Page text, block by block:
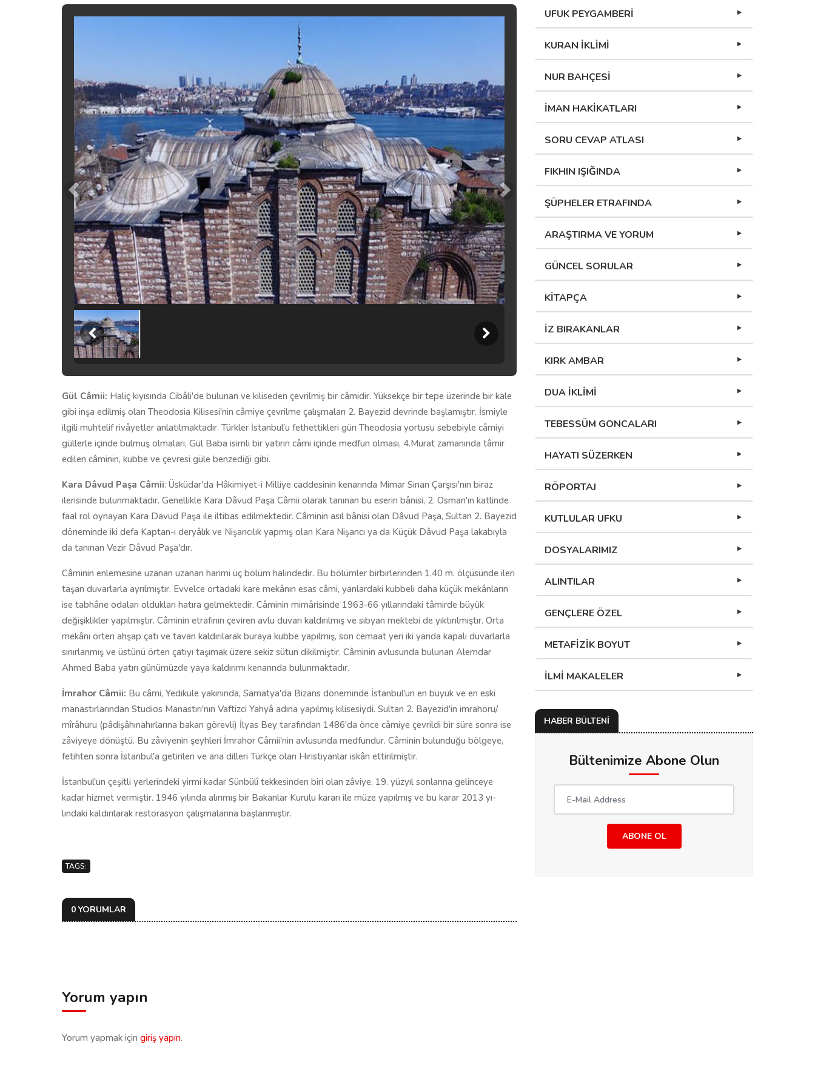
Gül Câmii: Haliç kıyısında Cibâli'de bulunan ve kiliseden çevrilmiş bir câmidir. Yüksekçe bir tepe üzerinde bir kale
gibi inşa edilmiş olan Theodosia Kilisesi'nin câmiye çevrilme çalışmaları 2. Bayezid devrinde başlamıştır. İsmiyle
ilgili muhtelif rivâyetler anlatılmaktadır. Türkler İstanbul'u fethettikleri gün Theodosia yortusu sebebiyle câmiyi
güllerle içinde bulmuş olmaları, Gül Baba isimli bir yatırın câmi içinde medfun olması, 4.Murat zamanında tâmir
edilen câminin, kubbe ve çevresi güle benzediği gibi.
Kara Dâvud Paşa Câmii: Üsküdar'da Hâkimiyet-i Milliye caddesinin kenarında Mimar Sinan Çarşısı'nın biraz
ilerisinde bulunmaktadır. Genellikle Kara Dâvud Paşa Câmii olarak tanınan bu eserin bânisi, 2. Osman'ın katlinde
faal rol oynayan Kara Davud Paşa ile iltibas edilmektedir. Câminin asıl bânisi olan Dâvud Paşa, Sultan 2. Bayezid
döneminde iki defa Kaptan-ı deryâlık ve Nişancılık yapmış olan Kara Nişancı ya da Küçük Dâvud Paşa lakabıyla
da tanınan Vezir Dâvud Paşa'dır.
Câminin enlemesine uzanan uzanan harimi üç bölüm halindedir. Bu bölümler birbirlerinden 1.40 m. ölçüsünde ileri
taşan duvarlarla ayrılmıştır. Evvelce ortadaki kare mekânın esas câmi, yanlardaki kubbeli daha küçük mekânların
ise tabhâne odaları oldukları hatıra gelmektedir. Câminin mimârisinde 1963-66 yıllarındaki tâmirde büyük
değişiklikler yapılmıştır. Câminin etrafının çeviren avlu duvarı kaldırılmış ve sıbyan mektebi de yıktırılmıştır. Orta
mekânı örten ahşap çatı ve tavan kaldırılarak buraya kubbe yapılmış, son cemaat yeri iki yanda kapalı duvarlarla
sınırlanmış ve üstünü örten çatıyı taşımak üzere sekiz sütun dikilmiştir. Câminin avlusunda bulunan Alemdar
Ahmed Baba yatırı günümüzde yaya kaldırımı kenarında bulunmaktadır.
İmrahor Câmii: Bu câmi, Yedikule yakınında, Samatya'da Bizans döneminde İstanbul'un en büyük ve en eski
manastırlarından Studios Manastırı'nın Vaftizci Yahyâ adına yapılmış kilisesiydi. Sultan 2. Bayezid'in imrahoru/
mîrâhuru (pâdişâhınahırlarına bakan görevli) İlyas Bey tarafından 1486'da önce câmiye çevrildi bir süre sonra ise
zâviyeye dönüştü. Bu zâviyenin şeyhleri İmrahor Câmii'nin avlusunda medfundur. Câminin bulunduğu bölgeye,
fetihten sonra İstanbul'a getirilen ve ana dilleri Türkçe olan Hıristiyanlar iskân ettirilmiştir.
İstanbul'un çeşitli yerlerindeki yirmi kadar Sünbülî tekkesinden biri olan zâviye, 19. yüzyıl sonlarına gelinceye
kadar hizmet vermiştir. 1946 yılında alınmış bir Bakanlar Kurulu kararı ile müze yapılmış ve bu karar 2013 yı-
lındaki kaldırılarak restorasyon çalışmalarına başlanmıştır.
TAGS:
0 YORUMLAR
Yorum yapın
Yorum yapmak için giriş yapın.
UFUK PEYGAMBERİ
KURAN İKLİMİ
NUR BAHÇESİ
İMAN HAKİKATLARI
SORU CEVAP ATLASI
FIKHIN IŞIĞINDA
ŞÜPHELER ETRAFINDA
ARAŞTIRMA VE YORUM
GÜNCEL SORULAR
KİTAPÇA
İZ BIRAKANLAR
KIRK AMBAR
DUA İKLİMİ
TEBESSÜM GONCALARI
HAYATI SÜZERKEN
RÖPORTAJ
KUTLULAR UFKU
DOSYALARIMIZ
ALINTILAR
GENÇLERE ÖZEL
METAFİZİK BOYUT
İLMİ MAKALELER
HABER BÜLTENİ
Bültenimize Abone Olun
ABONE OL